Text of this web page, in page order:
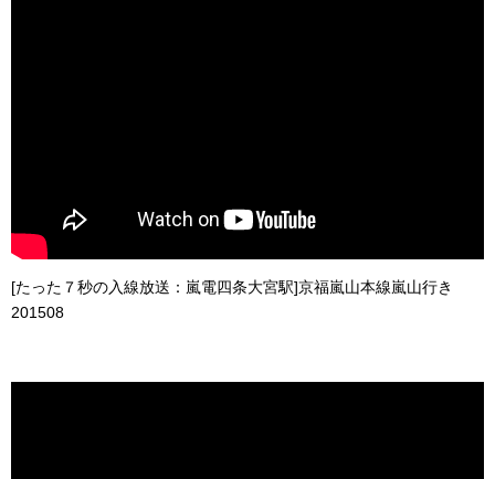
[たった７秒の入線放送：嵐電四条大宮駅]京福嵐山本線嵐山行き
201508